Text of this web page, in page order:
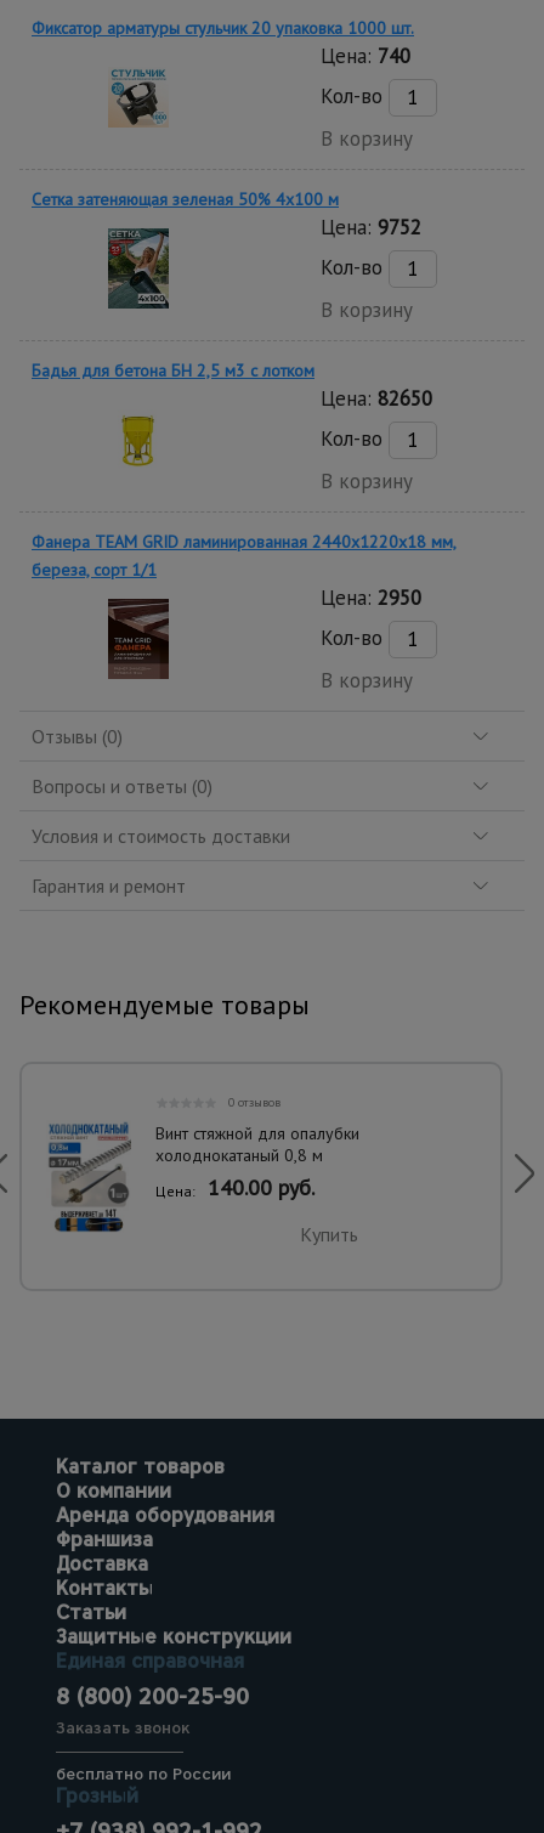
Фиксатор арматуры стульчик 20 упаковка 1000 шт.
Цена: 740
Кол-во
В корзину
Сетка затеняющая зеленая 50% 4х100 м
Цена: 9752
Кол-во
В корзину
Бадья для бетона БН 2,5 м3 с лотком
Цена: 82650
Кол-во
В корзину
Фанера TEAM GRID ламинированная 2440х1220х18 мм,
береза, сорт 1/1
Цена: 2950
Кол-во
В корзину
Отзывы (0)
Вопросы и ответы (0)
Условия и стоимость доставки
Гарантия и ремонт
Рекомендуемые товары
0 отзывов
Винт стяжной для опалубки
холоднокатаный 0,8 м
Цена: 140.00 руб.
Купить
Каталог товаров
О компании
Аренда оборудования
Франшиза
Доставка
Контакты
Статьи
Защитные конструкции
Единая справочная
8 (800) 200-25-90
Заказать звонок
бесплатно по России
Грозный